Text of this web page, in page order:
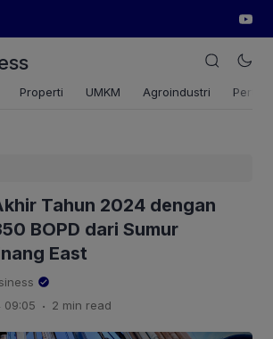
Properti UMKM Agroindustri
Tahun 2024 dengan
BOPD dari Sumur
East
09:05 . 2 min read